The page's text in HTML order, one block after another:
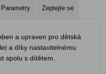
Parametry Zeptejte se
a upraven pro dětská
a díky nastavitelnému
spolu s dítětem.